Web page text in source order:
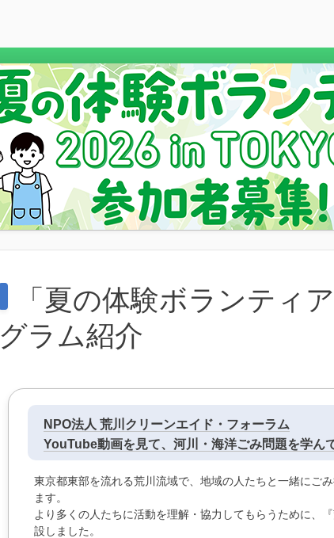
「夏の体験ボランティ
グラム紹介
NPO法人 荒川クリーンエイド・フォーラム
YouTube動画を見て、河川・海洋ごみ問題を学ん
東京都東部を流れる荒川流域で、地域の人たちと一緒にご
ます。
より多くの人たちに活動を理解・協力してもらうために、
設しました。